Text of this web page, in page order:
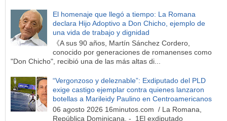
El homenaje que llegó a tiempo: La Romana
declara Hijo Adoptivo a Don Chicho, ejemplo de
una vida de trabajo y dignidad
《A sus 90 años, Martín Sánchez Cordero,
conocido por generaciones de romanenses como
"Don Chicho", recibió una de las más altas di...
“Vergonzoso y deleznable”: Exdiputado del PLD
exige castigo ejemplar contra quienes lanzaron
botellas a Marileidy Paulino en Centroamericanos
06 agosto 2026 16minutos.com / La Romana,
República Dominicana. - 1El exdiputado